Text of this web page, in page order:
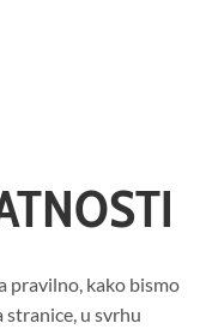
pravilno, kako bismo
u svrhu